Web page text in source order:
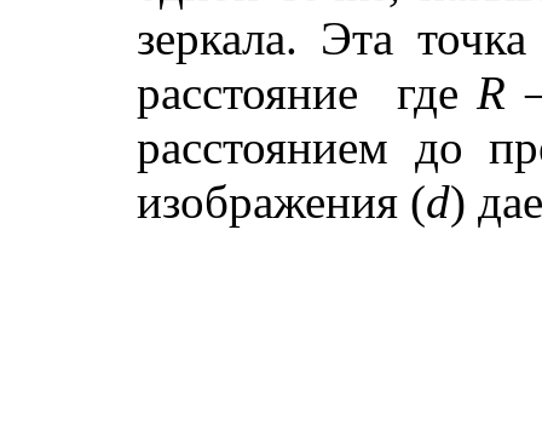
зеркала. Эта
расстояние
гдеR
расстоянием до
изображения (d)